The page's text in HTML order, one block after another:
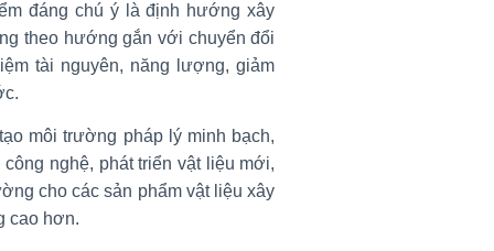
đáng chú ý là định hướng xây
theo hướng gắn với chuyển đổi
tài nguyên, năng lượng, giảm
môi trường pháp lý minh bạch,
nghệ, phát triển vật liệu mới,
cho các sản phẩm vật liệu xây
cao hơn.